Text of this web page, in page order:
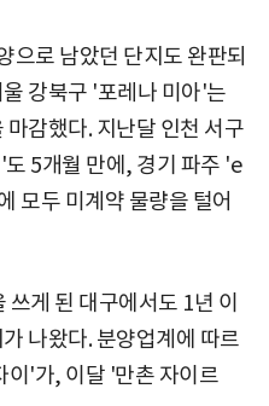
으로 남았던 단지도 완판되
강북구 '포레나 미아'는
감했다. 지난달 인천 서구
5개월 만에, 경기 파주 'e
모두 미계약 물량을 털어
게 된 대구에서도 1년 이
나왔다. 분양업계에 따르
이'가, 이달 '만촌 자이르